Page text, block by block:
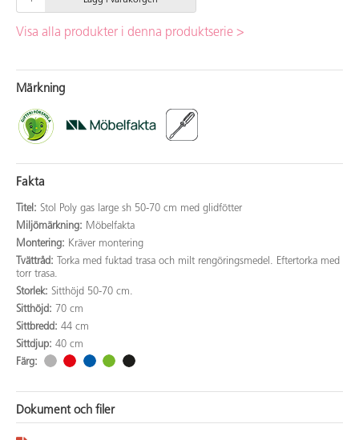
Visa alla produkter i denna produktserie >
Märkning
Fakta
Titel: Stol Poly gas large sh 50-70 cm med glidfötter
Miljömärkning: Möbelfakta
Montering: Kräver montering
Tvättråd:
Torka med fuktad trasa och milt rengöringsmedel. Eftertorka med
torr trasa.
Storlek: Sitthöjd 50-70 cm.
Sitthöjd: 70 cm
Sittbredd: 44 cm
Sittdjup: 40 cm
Färg:
Dokument och filer